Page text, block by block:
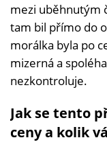
mezi uběhnutým
tam bil přímo do
morálka byla po
mizerná a
nezkontroluje.
Jak se tento
ceny a kolik